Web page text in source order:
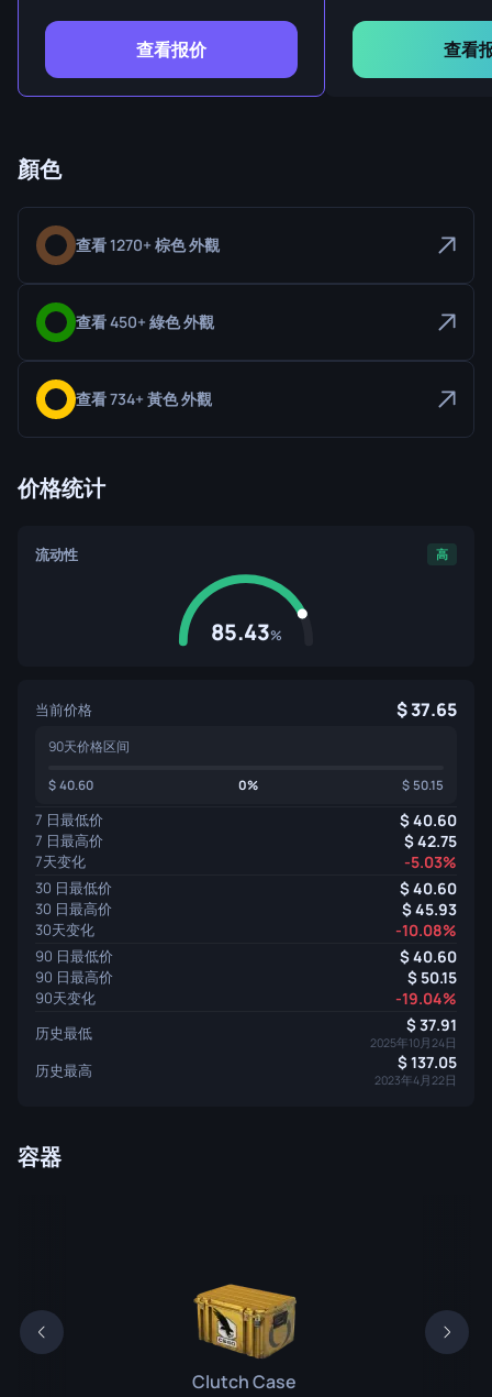
查看报价 查看
顏色
查看 1270+ 棕色 外觀
查看 450+ 綠色 外觀
查看 734+ 黃色 外觀
价格统计
流动性 高
85.43%
当前价格 37.65
90天价格区间
40.60 0% 50.15
7 日最低价 40.60
7 日最高价 42.75
7天变化 -5.03%
30 日最低价 40.60
30 日最高价 45.93
30天变化 -10.08%
90 日最低价 40.60
90 日最高价 50.15
90天变化 -19.04%
历史最低 37.91
2025年10月24日
历史最高 137.05
2023年4月22日
容器
Clutch Case